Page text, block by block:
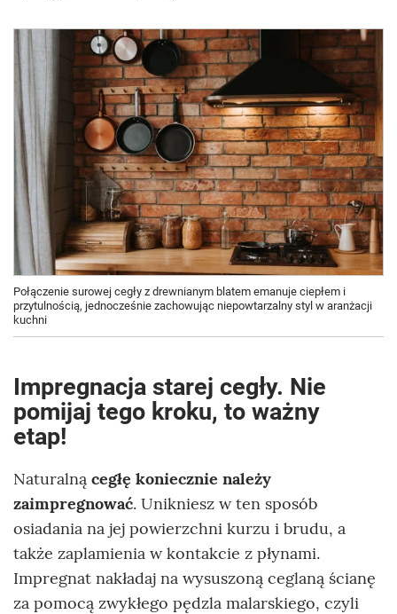
Połączenie surowej cegły z drewnianym blatem emanuje ciepłem i
przytulnością, jednocześnie zachowując niepowtarzalny styl w aranżacji
kuchni
Impregnacja starej cegły. Nie
pomijaj tego kroku, to ważny
etap!
Naturalną cegłę koniecznie należy
zaimpregnować. Unikniesz w ten sposób
osiadania na jej powierzchni kurzu i brudu, a
także zaplamienia w kontakcie z płynami.
Impregnat nakładaj na wysuszoną ceglaną ścianę
za pomocą zwykłego pędzla malarskiego, czyli